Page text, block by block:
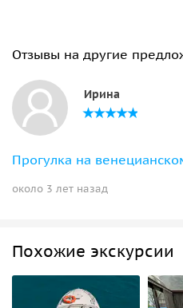
Отзывы на другие
Ирина
около 3 лет назад
Похожие экскурсии